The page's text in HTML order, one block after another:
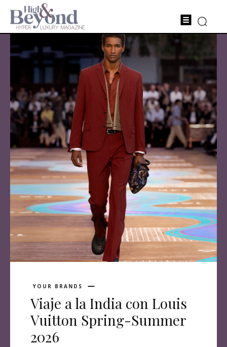
YOUR BRANDS
Viaje a la India con Louis
Vuitton Spring-Summer
2026